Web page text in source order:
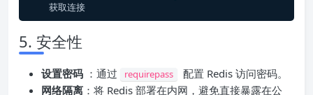
获取连接
5. 安全性
设置密码 ：通过 requirepass
配置 Redis 访问密码。
网络隔离 ：将 Redis 部署在内网，避免直接暴露在公